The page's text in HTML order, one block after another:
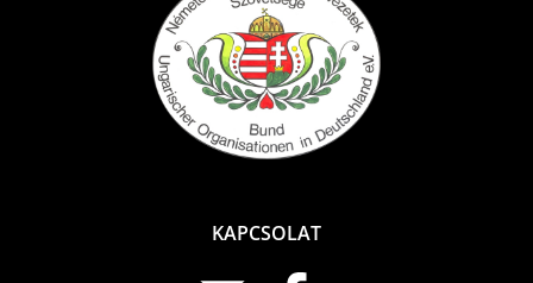
KAPCSOLAT